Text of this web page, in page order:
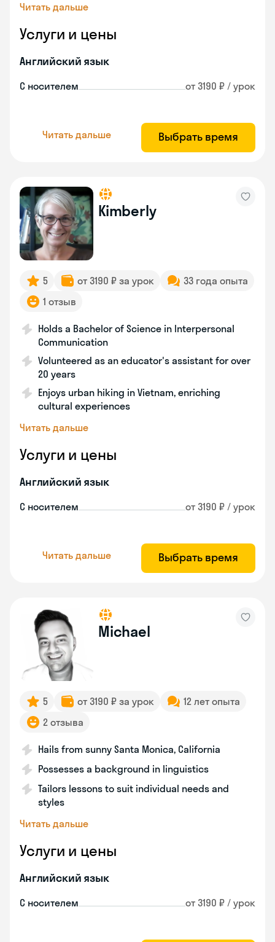
Читать дальше
Услуги и цены
Английский язык
С носителем от 3190 ₽ / урок
Читать дальше Выбрать время
Kimberly
5 от 3190 ₽ за урок
33 года опыта
1 отзыв
Holds a Bachelor of Science in Interpersonal
Communication
Volunteered as an educator's assistant for over
20 years
Enjoys urban hiking in Vietnam, enriching
cultural experiences
Читать дальше
Услуги и цены
Английский язык
С носителем от 3190 ₽ / урок
Читать дальше Выбрать время
Michael
5 от 3190 ₽ за урок
12 лет опыта
2 отзыва
Hails from sunny Santa Monica, California
Possesses a background in linguistics
Tailors lessons to suit individual needs and
styles
Читать дальше
Услуги и цены
Английский язык
С носителем от 3190 ₽ / урок